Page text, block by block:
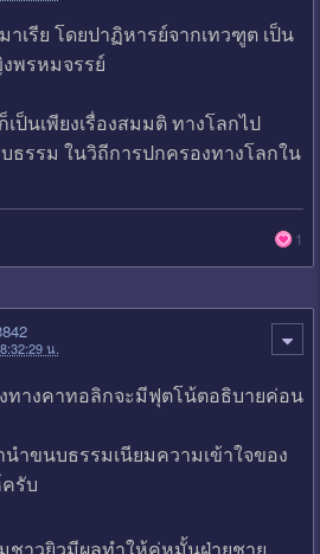
เรีย โดยปาฏิหารย์จากเทวฑูต เป็น
พรหมจรรย์
นเพียงเรื่องสมมติ ทางโลกไป
ธรรม ในวิถีการปกครองทางโลกใน
1
น.
ทางคาทอลิกจะมีฟุตโน้ตอธิบายค่อน
นำขนบธรรมเนียมความเข้าใจของ
รับ